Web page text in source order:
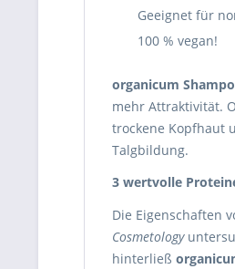
Geeignet für
100 % vegan!
organicum
mehr Attraktivität.
trockene Kopfhaut
Talgbildung.
3 wertvolle
Die Eigenschaften
Cosmetology
hinterließ